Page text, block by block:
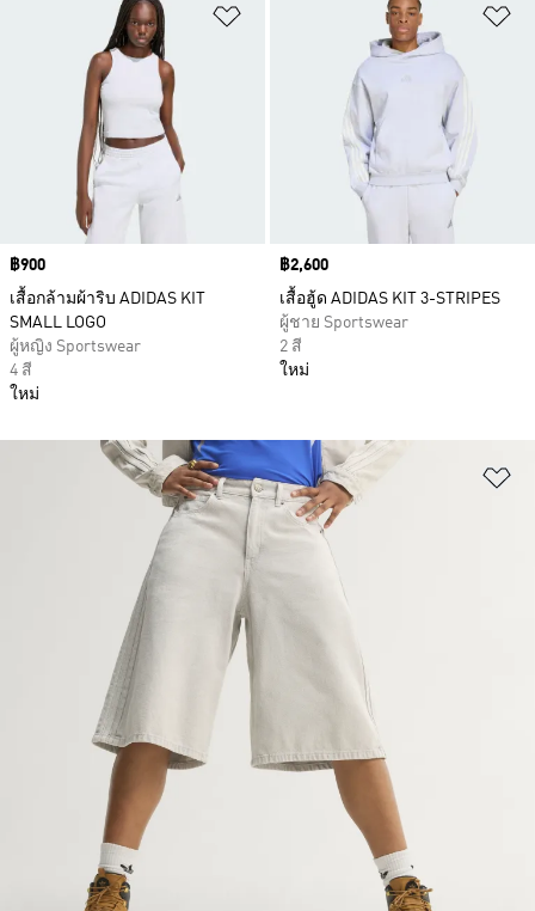
เพิ่มไปยังรายการสินค้าโปรด
Price
฿900
เสื้อกล้ามผ้าริบ ADIDAS KIT
SMALL LOGO
ผู้หญิง Sportswear
4 สี
ใหม่
Price
฿2,600
เสื้อฮู้ด ADIDAS KIT 3-STRIPES
ผู้ชาย Sportswear
2 สี
ใหม่